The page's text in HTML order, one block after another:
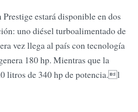
estará disponible en dos
uno diésel turboalimentado de
vez llega al país con tecnología
180 hp. Mientras que la
litros de 340 hp de potencia.l